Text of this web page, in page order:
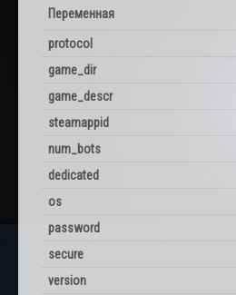
Переменная
protocol
game_dir
game_descr
steamappid
num_bots
dedicated
os
password
secure
version